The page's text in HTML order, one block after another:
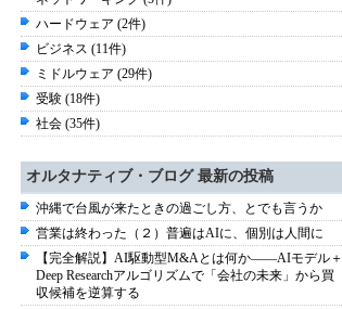
ハードウェア (2件)
ビジネス (11件)
ミドルウェア (29件)
受験 (18件)
社会 (35件)
オルタナティブ・ブログ 最新の投稿
沖縄で台風が来たときの過ごし方、とでも言うか
営業は終わった（２）普遍はAIに、個別は人間に
【完全解説】AI駆動型M&Aとは何か――AIモデル＋
Deep Researchアルゴリズムで「会社の未来」から買
収候補を逆算する